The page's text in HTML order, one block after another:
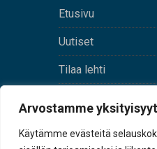
Arvostamme
Käytämme evästeitä
Etusivu
Uutiset
Tilaa lehti